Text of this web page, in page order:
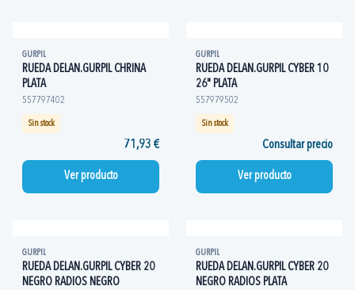
GURPIL
RUEDA DELAN.GURPIL CHRINA
PLATA
557797402
Sin stock
71,93 €
Ver producto
GURPIL
RUEDA DELAN.GURPIL CYBER 10
26" PLATA
557979502
Sin stock
Consultar precio
Ver producto
GURPIL
RUEDA DELAN.GURPIL CYBER 20
NEGRO RADIOS NEGRO
GURPIL
RUEDA DELAN.GURPIL CYBER 20
NEGRO RADIOS PLATA